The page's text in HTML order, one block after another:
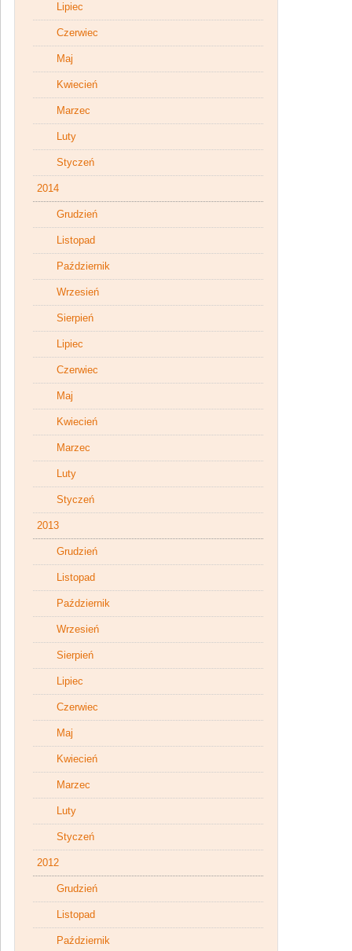
Lipiec
Czerwiec
Maj
Kwiecień
Marzec
Luty
Styczeń
2014
Grudzień
Listopad
Październik
Wrzesień
Sierpień
Lipiec
Czerwiec
Maj
Kwiecień
Marzec
Luty
Styczeń
2013
Grudzień
Listopad
Październik
Wrzesień
Sierpień
Lipiec
Czerwiec
Maj
Kwiecień
Marzec
Luty
Styczeń
2012
Grudzień
Listopad
Październik